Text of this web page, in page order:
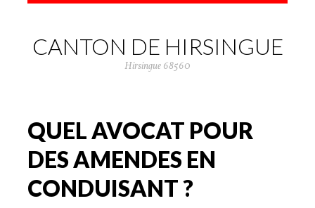
CANTON DE HIRSINGUE
Hirsingue 68560
QUEL AVOCAT POUR
DES AMENDES EN
CONDUISANT ?